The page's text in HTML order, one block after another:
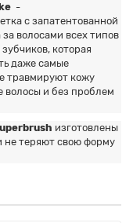
-
с запатентованной
волосами всех типов
которая
даже самые
травмируют кожу
волосы и без проблем
изготовлены
не теряют свою форму